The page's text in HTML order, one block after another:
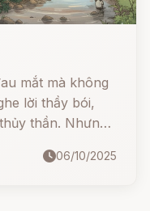
mắt mà không
lời thầy bói,
thần. Nhưng
oan uổng.06/10/2025